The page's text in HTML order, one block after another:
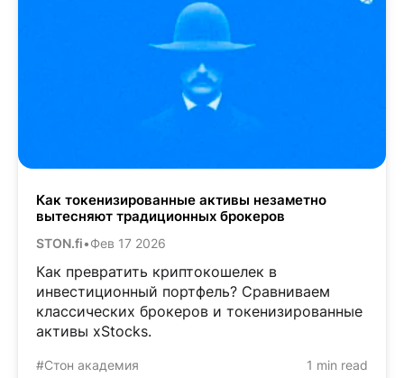
Как токенизированные активы незаметно
вытесняют традиционных брокеров
STON.fi•Фев 17 2026
Как превратить криптокошелек в
инвестиционный портфель? Сравниваем
классических брокеров и токенизированные
активы xStocks.
#Стон академия 1 min read